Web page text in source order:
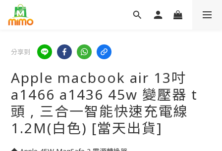
分享到
Apple macbook air 13吋
a1466 a1436 45w 變壓器 t
頭 , 三合一智能快速充電線
1.2M(白色) [當天出貨]